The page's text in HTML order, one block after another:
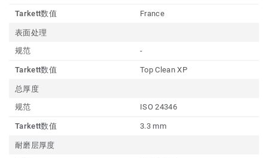
Tarkett数值 France
表面处理
规范
-
Tarkett数值 Top Clean XP
总厚度
规范
ISO 24346
Tarkett数值 3.3 mm
耐磨层厚度